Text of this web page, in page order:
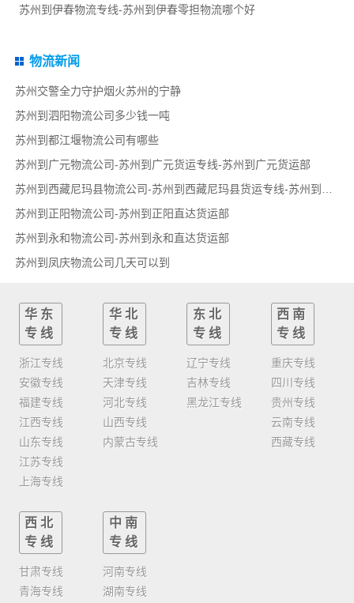
苏州到伊春物流专线-苏州到伊春零担物流哪个好
物流新闻
苏州交警全力守护烟火苏州的宁静
苏州到泗阳物流公司多少钱一吨
苏州到都江堰物流公司有哪些
苏州到广元物流公司-苏州到广元货运专线-苏州到广元货运部
苏州到正阳物流公司-苏州到正阳直达货运部
苏州到永和物流公司-苏州到永和直达货运部
苏州到凤庆物流公司几天可以到
华东
专线
浙江专线
安徽专线
福建专线
江西专线
山东专线
江苏专线
上海专线
华北
专线
北京专线
天津专线
河北专线
山西专线
内蒙古专线
东北
专线
辽宁专线
吉林专线
黑龙江专线
西南
专线
重庆专线
四川专线
贵州专线
云南专线
西藏专线
西北
专线
甘肃专线
青海专线
中南
专线
河南专线
湖南专线